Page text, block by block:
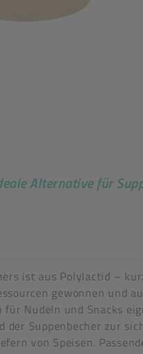
Alternative für
auf-/zuklappen stimmen
ist aus Polylactid –
gewonnen und
Nudeln und Snacks
der Suppenbecher zur
von Speisen.